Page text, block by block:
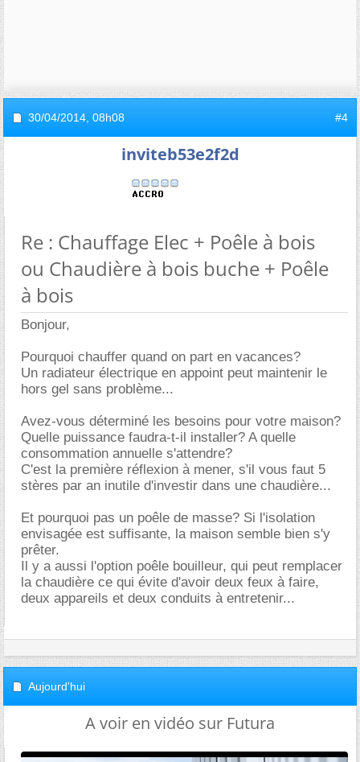
30/04/2014, 08h08 #4
inviteb53e2f2d
Re : Chauffage Elec + Poêle à bois
ou Chaudière à bois buche + Poêle
à bois
Bonjour,
Pourquoi chauffer quand on part en vacances?
Un radiateur électrique en appoint peut maintenir le
hors gel sans problème...
Avez-vous déterminé les besoins pour votre maison?
Quelle puissance faudra-t-il installer? A quelle
consommation annuelle s'attendre?
C'est la première réflexion à mener, s'il vous faut 5
stères par an inutile d'investir dans une chaudière...
Et pourquoi pas un poêle de masse? Si l'isolation
envisagée est suffisante, la maison semble bien s'y
prêter.
Il y a aussi l'option poêle bouilleur, qui peut remplacer
la chaudière ce qui évite d'avoir deux feux à faire,
deux appareils et deux conduits à entretenir...
Aujourd'hui
A voir en vidéo sur Futura